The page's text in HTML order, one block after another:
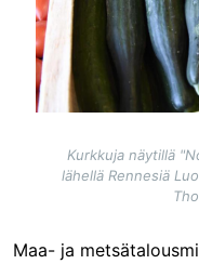
Kurkkuja näytillä
lähellä Rennesiä
Maa- ja